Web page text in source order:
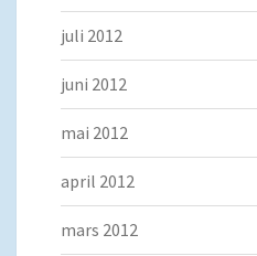
juli 2012
juni 2012
mai 2012
april 2012
mars 2012